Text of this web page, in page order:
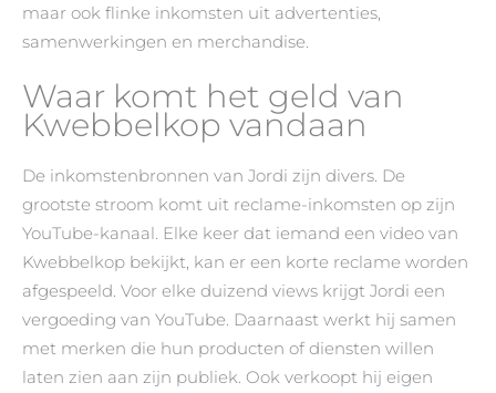
maar ook flinke inkomsten uit advertenties,
samenwerkingen en merchandise.
Waar komt het geld van
Kwebbelkop vandaan
De inkomstenbronnen van Jordi zijn divers. De
grootste stroom komt uit reclame-inkomsten op zijn
YouTube-kanaal. Elke keer dat iemand een video van
Kwebbelkop bekijkt, kan er een korte reclame worden
afgespeeld. Voor elke duizend views krijgt Jordi een
vergoeding van YouTube. Daarnaast werkt hij samen
met merken die hun producten of diensten willen
laten zien aan zijn publiek. Ook verkoopt hij eigen